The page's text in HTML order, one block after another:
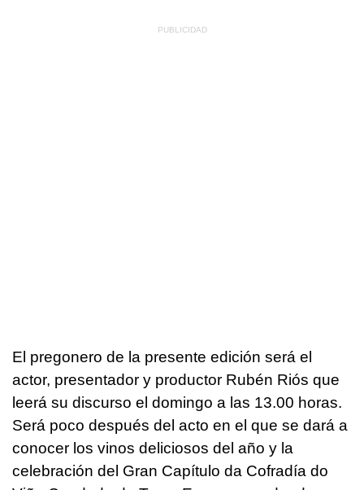
El pregonero de la presente edición será el
actor, presentador y productor Rubén Riós que
leerá su discurso el domingo a las 13.00 horas.
Será poco después del acto en el que se dará a
conocer los vinos deliciosos del año y la
celebración del Gran Capítulo da Cofradía do